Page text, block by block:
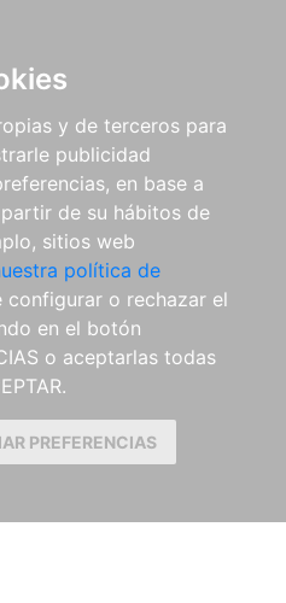
y de terceros para
publicidad
en base a
de su hábitos de
sitios web
política de
configurar o rechazar el
en el botón
o aceptarlas todas
PREFERENCIAS